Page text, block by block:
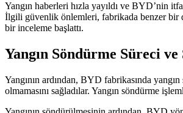
Yangın haberleri hızla yayıldı ve BYD’nin
İlgili güvenlik önlemleri, fabrikada benzer bir
bir inceleme başlattı.
Yangın Söndürme Süreci ve
Yangının ardından, BYD fabrikasında
olmamasını sağladılar. Yangın söndürme